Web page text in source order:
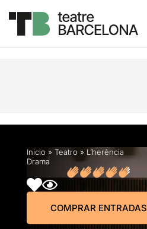
Descripción Horarios
Inicio » Teatro » L’herència
Drama
COMPRAR ENTRADAS